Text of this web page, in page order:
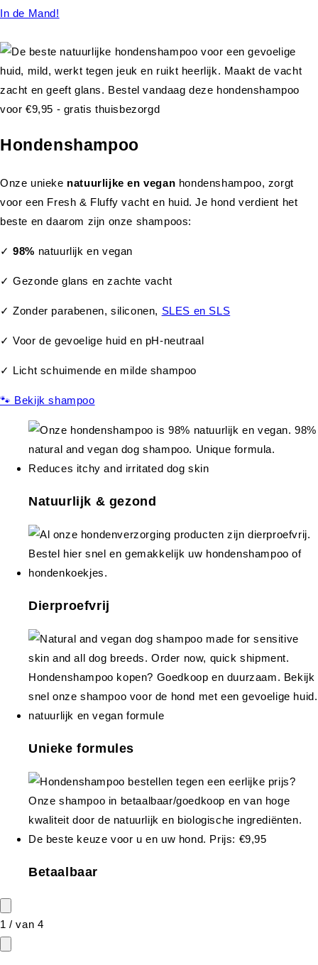
In de Mand!
Hondenshampoo
Onze unieke natuurlijke en vegan hondenshampoo, zorgt
voor een Fresh & Fluffy vacht en huid. Je hond verdient het
beste en daarom zijn onze shampoos:
✓98% natuurlijk en vegan
✓ Gezonde glans en zachte vacht
✓ Zonder parabenen, siliconen, SLES en SLS
✓ Voor de gevoelige huid en pH-neutraal
✓ Licht schuimende en milde shampoo
🐾 Bekijk shampoo
Natuurlijk & gezond
Dierproefvrij
Unieke formules
Betaalbaar
1 /van 4